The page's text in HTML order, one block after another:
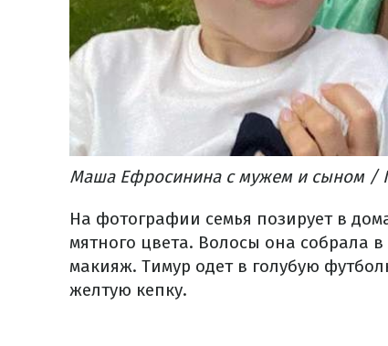
Маша Ефросинина с мужем и сыном /
На фотографии семья позирует в
мятного цвета. Волосы она собрала
макияж. Тимур одет в голубую
желтую кепку.